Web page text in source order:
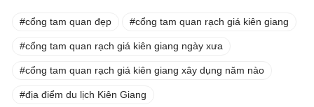
cổng tam quan đẹp cổng tam quan rạch giá kiên giang
cổng tam quan rạch giá kiên giang ngày xưa
cổng tam quan rạch giá kiên giang xây dụng năm nào
địa điểm du lịch Kiên Giang